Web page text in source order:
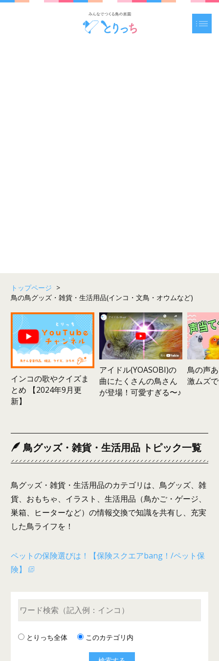
トップページ >
鳥の鳥グッズ・雑貨・生活用品(インコ・文鳥・オウムなど)
インコの歌やクイズま
とめ 【2024年9月更
新】
アイドル(YOASOBI)の
曲にたくさんの鳥さん
が登場！可愛すぎる〜♪
鳥の声
激ムズ
鳥グッズ・雑貨・生活用品 トピック一覧
鳥グッズ・雑貨・生活用品のカテゴリは、鳥グッズ、雑
貨、おもちゃ、イラスト、生活用品（鳥かご・ゲージ、
巣箱、ヒーターなど）の情報交換で知識を共有し、充実
した鳥ライフを！
ペットの保険選びは！【保険スクエアbang！/ペット保
険】
とりっち全体 このカテゴリ内